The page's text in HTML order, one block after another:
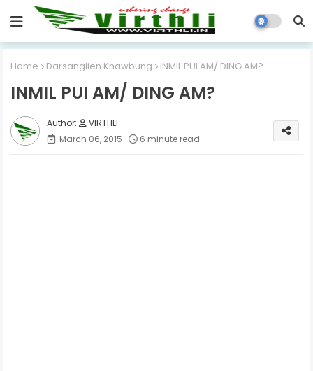
Home Darsanglien Khawbung INMIL PUI AM/ DING AM?
INMIL PUI AM/ DING AM?
VIRTHLI
March 06, 2015
6 minute read